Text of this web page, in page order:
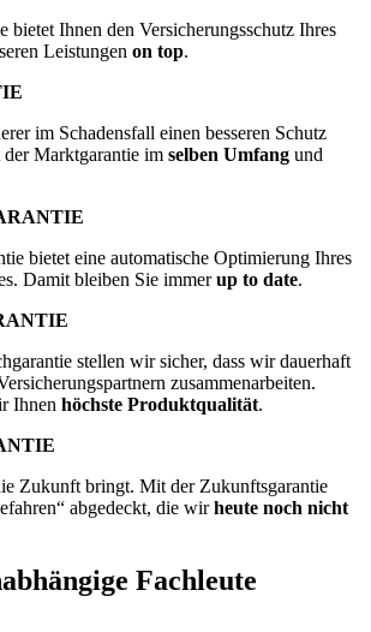
bietet Ihnen den Versicherungsschutz Ihres
Leistungen on top.
im Schadensfall einen besseren Schutz
Marktgarantie im selben Umfang und
bietet eine automatische Optimierung Ihres
Damit bleiben Sie immerup to date.
stellen wir sicher, dass wir dauerhaft
zusammenarbeiten.
Ihnen höchste Produktqualität.
Zukunft bringt. Mit der Zukunftsgarantie
abgedeckt, die wirheute noch nicht
Fachleute